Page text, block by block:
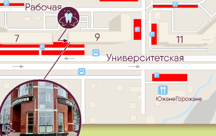
бывают разноцветными, что очень нравится
и их бунтующую натуру, они смогут менять цвет лигатур
лигатурные брекеты становятся менее
специальный замочек, который удерживает дугу). Но
Они ускоряют процесс исправления прикуса и